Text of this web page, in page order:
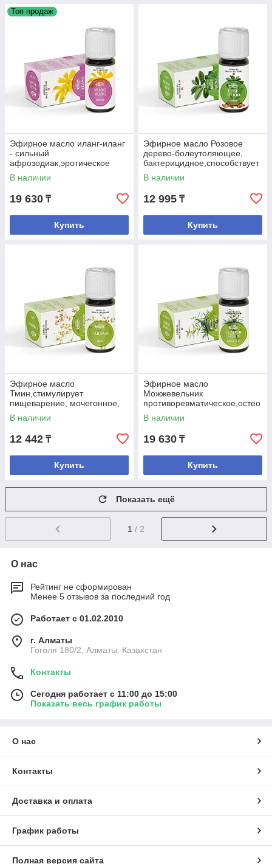
Топ продаж
Эфирное масло иланг-иланг
- сильный
афрозодиак,эротическое
масло,при
депрессии,бессонице.
В наличии
19 630 ₸
Купить
Эфирное масло Розовое
дерево-болеутоляющее,
бактерицидное,способствует
регенерации кожи.
В наличии
12 995 ₸
Купить
Эфирное масло
Тмин,стимулирует
пищеварение, мочегонное,
отхаркивающее средство
В наличии
12 442 ₸
Купить
Эфирное масло
Можжевельник
противоревматическое,остео
хондроз, артрозо-артрит.
В наличии
19 630 ₸
Купить
Показать ещё
1 / 2
О нас
Рейтинг не сформирован
Менее 5 отзывов за последний год
Работает с 01.02.2010
г. Алматы
Гоголя 180/2, Алматы, Казахстан
Контакты
Сегодня работает с 11:00 до 15:00
Показать весь график работы
О нас
Контакты
Доставка и оплата
График работы
Полная версия сайта